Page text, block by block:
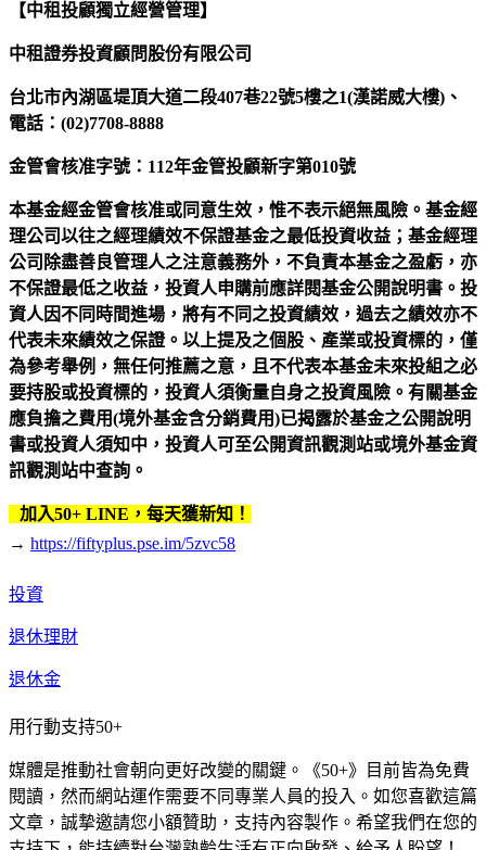
【中租投顧獨立經營管理】
中租證券投資顧問股份有限公司
台北市內湖區堤頂大道二段407巷22號5樓之1(漢諾威大樓)、
電話：(02)7708-8888
金管會核准字號：112年金管投顧新字第010號
本基金經金管會核准或同意生效，惟不表示絕無風險。基金經
理公司以往之經理績效不保證基金之最低投資收益；基金經理
公司除盡善良管理人之注意義務外，不負責本基金之盈虧，亦
不保證最低之收益，投資人申購前應詳閱基金公開說明書。投
資人因不同時間進場，將有不同之投資績效，過去之績效亦不
代表未來績效之保證。以上提及之個股、產業或投資標的，僅
為參考舉例，無任何推薦之意，且不代表本基金未來投組之必
要持股或投資標的，投資人須衡量自身之投資風險。有關基金
應負擔之費用(境外基金含分銷費用)已揭露於基金之公開說明
書或投資人須知中，投資人可至公開資訊觀測站或境外基金資
訊觀測站中查詢。
加入50+ LINE，每天獲新知！
→ https://fiftyplus.pse.im/5zvc58
投資
退休理財
退休金
用行動支持50+
媒體是推動社會朝向更好改變的關鍵。《50+》目前皆為免費
閱讀，然而網站運作需要不同專業人員的投入。如您喜歡這篇
文章，誠摯邀請您小額贊助，支持內容製作。希望我們在您的